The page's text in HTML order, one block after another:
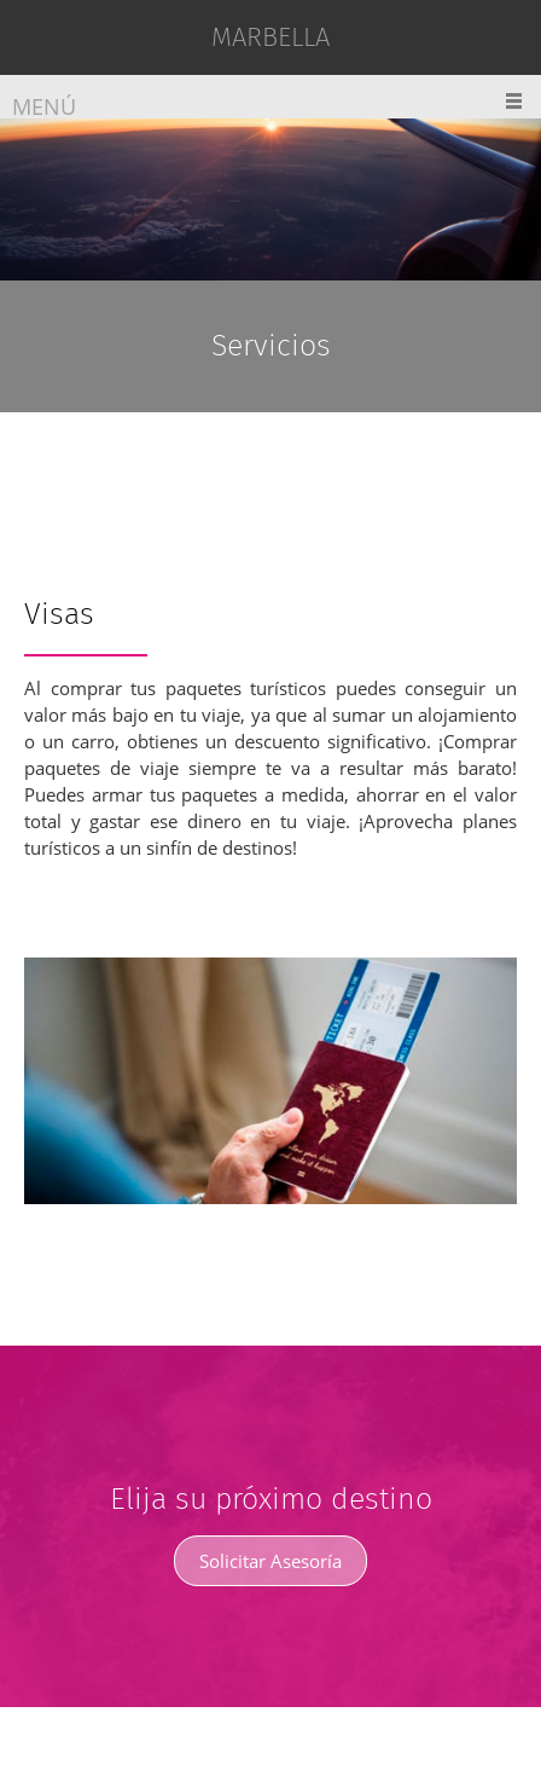
MARBELLA
MENÚ
Servicios
Visas
Al comprar tus paquetes turísticos puedes conseguir un
valor más bajo en tu viaje, ya que al sumar un alojamiento
o un carro, obtienes un descuento significativo. ¡Comprar
paquetes de viaje siempre te va a resultar más barato!
Puedes armar tus paquetes a medida, ahorrar en el valor
total y gastar ese dinero en tu viaje. ¡Aprovecha planes
turísticos a un sinfín de destinos!
Elija su próximo destino
Solicitar Asesoría